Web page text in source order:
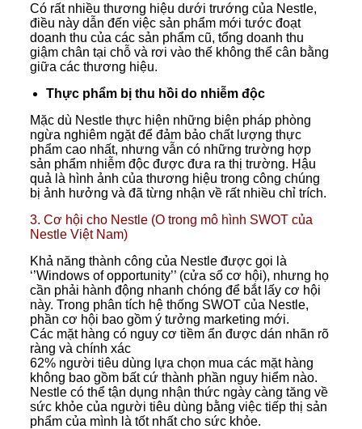
Có rất nhiều thương hiệu dưới trướng của Nestle,
điều này dẫn đến việc sản phẩm mới tước đoạt
doanh thu của các sản phẩm cũ, tổng doanh thu
giậm chân tại chỗ và rơi vào thế không thể cân bằng
giữa các thương hiệu.
Thực phẩm bị thu hồi do nhiễm độc
Mặc dù Nestle thực hiện những biện pháp phòng
ngừa nghiêm ngặt để đảm bảo chất lượng thực
phẩm cao nhất, nhưng vẫn có những trường hợp
sản phẩm nhiễm độc được đưa ra thị trường. Hậu
quả là hình ảnh của thương hiệu trong công chúng
bị ảnh hưởng và đã từng nhận về rất nhiều chỉ trích.
3. Cơ hội cho Nestle (O trong mô hình SWOT của
Nestle Việt Nam)
Khả năng thành công của Nestle được gọi là
‘’Windows of opportunity’’ (cửa sổ cơ hội), nhưng họ
cần phải hành động nhanh chóng để bắt lấy cơ hội
này. Trong phân tích hệ thống SWOT của Nestle,
phần cơ hội bao gồm ý tưởng marketing mới.
Các mặt hàng có nguy cơ tiềm ẩn được dán nhãn rõ
ràng và chính xác
62% người tiêu dùng lựa chọn mua các mặt hàng
không bao gồm bất cứ thành phần nguy hiểm nào.
Nestle có thể tận dụng nhận thức ngày càng tăng về
sức khỏe của người tiêu dùng bằng việc tiếp thị sản
phẩm của mình là tốt nhất cho sức khỏe.